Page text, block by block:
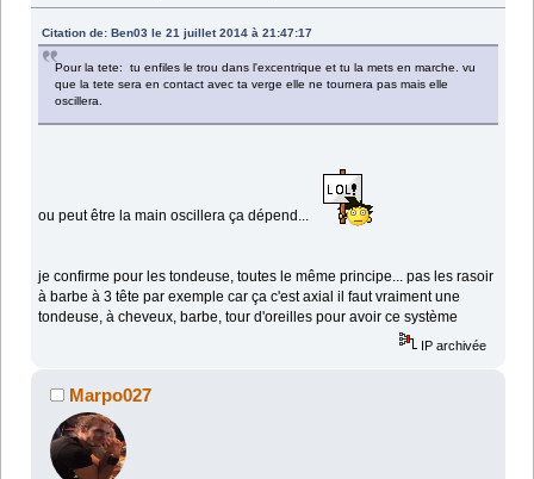
Citation de: Ben03 le 21 juillet 2014 à 21:47:17
Pour la tete: tu enfiles le trou dans l'excentrique et tu la mets en marche. vu
que la tete sera en contact avec ta verge elle ne tournera pas mais elle
oscillera.
ou peut être la main oscillera ça dépend...
je confirme pour les tondeuse, toutes le même principe... pas les rasoir
à barbe à 3 tête par exemple car ça c'est axial il faut vraiment une
tondeuse, à cheveux, barbe, tour d'oreilles pour avoir ce système
IP archivée
Marpo027